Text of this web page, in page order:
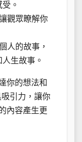
。
觀眾瞭解你
人的故事，
生故事。
你的想法和
引力，讓你
內容產生更